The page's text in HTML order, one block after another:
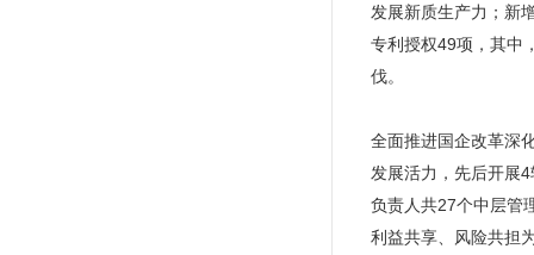
发展新质生产力；新
专利授权49项，其中
伐。
全面推进国企改革深
发展活力，先后开展
负责人共27个中层管
利益共享、风险共担